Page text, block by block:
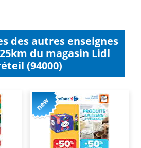
des autres enseignes
du magasin Lidl
(94000)